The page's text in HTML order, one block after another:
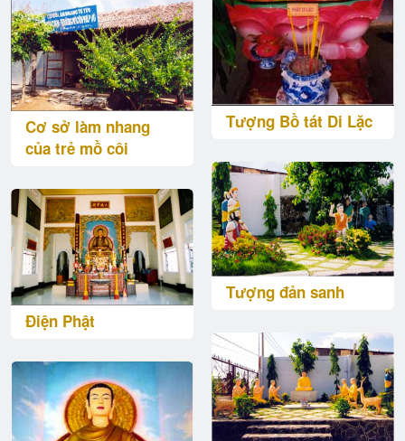
Cơ sở làm nhang
của trẻ mồ côi
Điện Phật
Tượng Bồ tát Di Lặc
Tượng đản sanh